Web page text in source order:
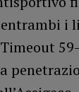
entrambi i